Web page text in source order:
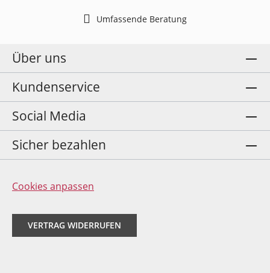
Umfassende Beratung
Über uns
Kundenservice
Social Media
Sicher bezahlen
Cookies anpassen
VERTRAG WIDERRUFEN